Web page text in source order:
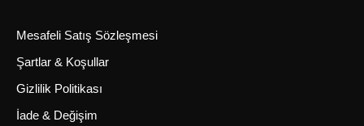
Mesafeli Satış Sözleşmesi
Şartlar & Koşullar
Gizlilik Politikası
İade & Değişim